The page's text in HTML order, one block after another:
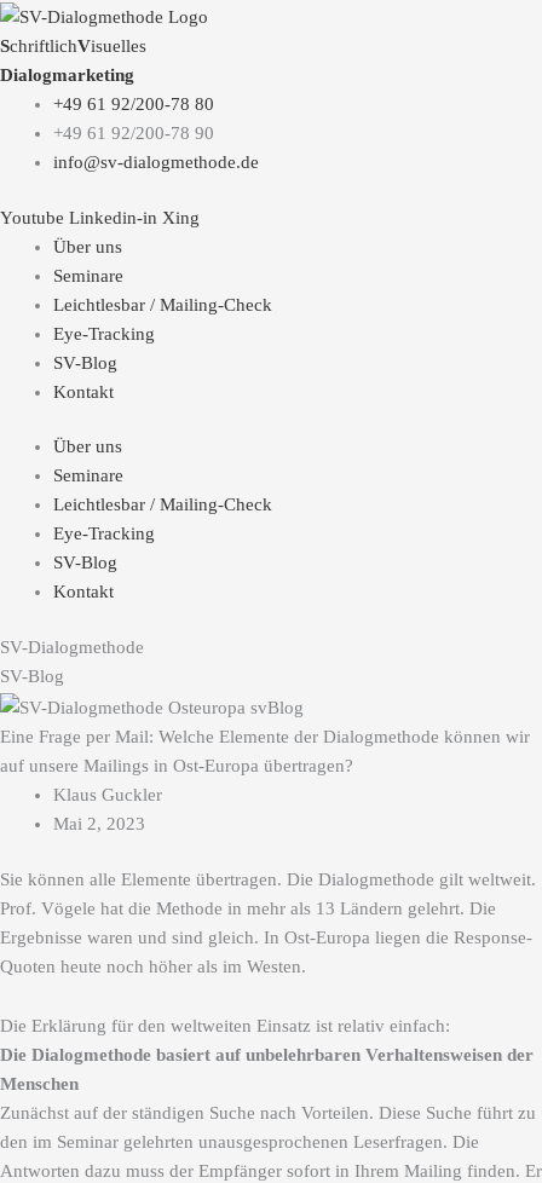
SchriftlichVisuelles
Dialogmarketing
+49 61 92/200-78 80
+49 61 92/200-78 90
info@sv-dialogmethode.de
Youtube Linkedin-in Xing
Über uns
Seminare
Leichtlesbar / Mailing-Check
Eye-Tracking
SV-Blog
Kontakt
Über uns
Seminare
Leichtlesbar / Mailing-Check
Eye-Tracking
SV-Blog
Kontakt
SV-Dialogmethode
SV-Blog
Eine Frage per Mail: Welche Elemente der Dialogmethode können wir
auf unsere Mailings in Ost-Europa übertragen?
Klaus Guckler
Mai 2, 2023
Sie können alle Elemente übertragen. Die Dialogmethode gilt weltweit.
Prof. Vögele hat die Methode in mehr als 13 Ländern gelehrt. Die
Ergebnisse waren und sind gleich. In Ost-Europa liegen die Response-
Quoten heute noch höher als im Westen.
Die Erklärung für den weltweiten Einsatz ist relativ einfach:
Die Dialogmethode basiert auf unbelehrbaren Verhaltensweisen der
Menschen
Zunächst auf der ständigen Suche nach Vorteilen. Diese Suche führt zu
den im Seminar gelehrten unausgesprochenen Leserfragen. Die
Antworten dazu muss der Empfänger sofort in Ihrem Mailing finden. Er